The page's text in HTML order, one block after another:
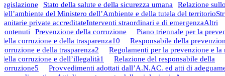
legislazione
Stato della salute e della sicurezza umana
Relazione
dell’ambiente del Ministero dell’Ambiente e della tutela del territorio
sanitarie private accreditateInterventi straordinari e di emergenzaAltri
contenuti
Prevenzione della corruzione
Piano triennale per la
della corruzione e della trasparenza10
Responsabile della
corruzione e della trasparenza2
Regolamenti per la prevenzione e la
della corruzione e dell’illegalità1
Relazione del responsabile della
corruzione5
Provvedimenti adottati dall’A.N.AC. ed atti di